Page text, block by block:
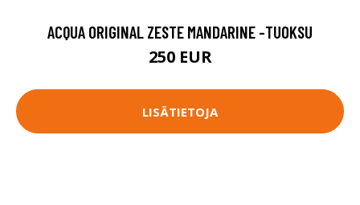
ACQUA ORIGINAL ZESTE MANDARINE -TUOKSU
250 EUR
LISÄTIETOJA